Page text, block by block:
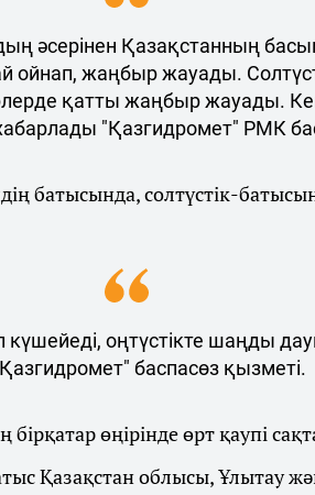
әсерінен Қазақстанның
ойнап, жаңбыр жауады.
қатты жаңбыр жауады.
"Қазгидромет" РМК
батысында, солтүстік-
оңтүстікте шаңды
баспасөз қызметі.
өңірінде өрт қаупі
Қазақстан облысы, Ұлытау